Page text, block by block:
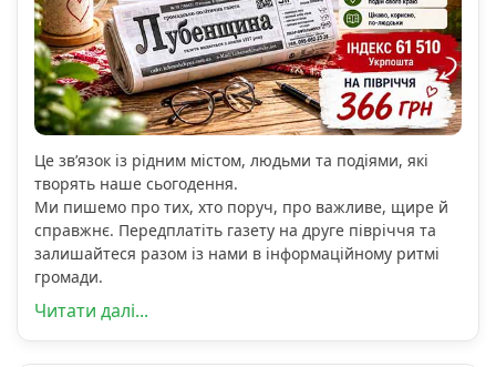
Це зв’язок із рідним містом, людьми та подіями, які
творять наше сьогодення.
Ми пишемо про тих, хто поруч, про важливе, щире й
справжнє. Передплатіть газету на друге півріччя та
залишайтеся разом із нами в інформаційному ритмі
громади.
Читати далі...